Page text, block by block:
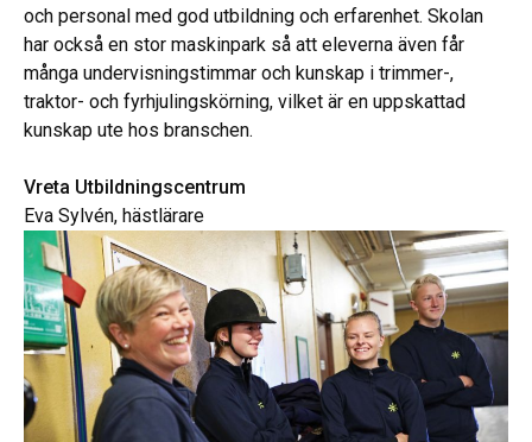
och personal med god utbildning och erfarenhet. Skolan
har också en stor maskinpark så att eleverna även får
många undervisningstimmar och kunskap i trimmer-,
traktor- och fyrhjulingskörning, vilket är en uppskattad
kunskap ute hos branschen.
Vreta Utbildningscentrum
Eva Sylvén, hästlärare